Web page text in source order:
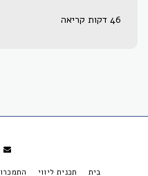
46 דקות קריאה
בית תכנית ליווי